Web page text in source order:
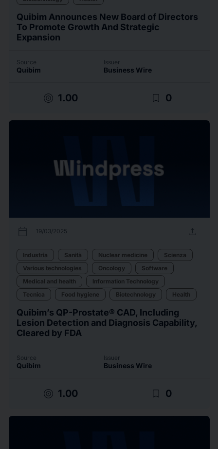
Quibim Announces New Board of Directors
To Promote Growth And Strategic
Expansion
Source
Quibim
Issuer
Business Wire
target 1.00 bookmark_border 0
calendar_today 19/03/2025 upload
Industria Sanità Nuclear medicine
Scienza
Various technologies
Oncology
Software
Medical and health
Information Technology
Tecnica
Food hygiene Biotechnology Health
Quibim’s QP-Prostate® CAD, Including
Lesion Detection and Diagnosis Capability,
Cleared by FDA
Source
Quibim
Issuer
Business Wire
target 1.00 bookmark_border 0